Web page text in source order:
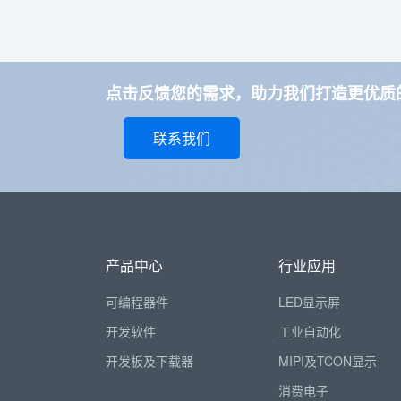
点击反馈您的需求，助力我们打造更优
联系我们
产品中心
可编程器件
开发软件
开发板及下载器
行业应用
LED显示屏
工业自动化
MIPI及TCON显示
消费电子